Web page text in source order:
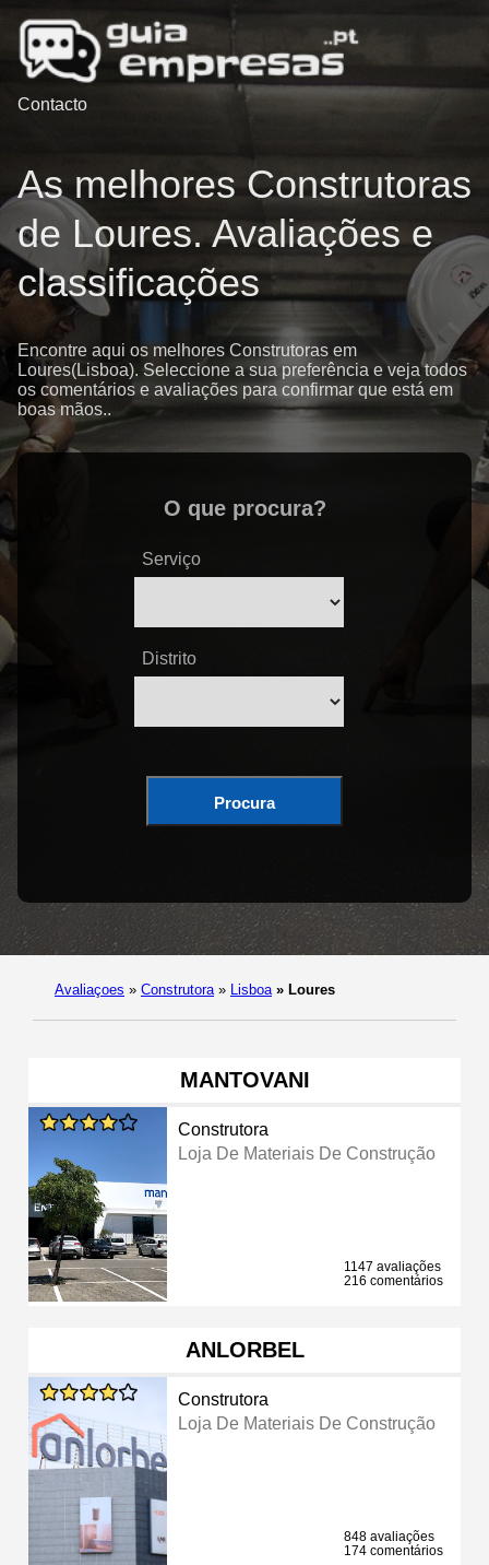
Contacto
As melhores Construtoras
de Loures. Avaliações e
classificações
Encontre aqui os melhores Construtoras em
Loures(Lisboa). Seleccione a sua preferência e veja todos
os comentários e avaliações para confirmar que está em
boas mãos..
O que procura?
Serviço
Distrito
Procura
Avaliaçoes » Construtora » Lisboa » Loures
MANTOVANI
Construtora
Loja De Materiais De Construção
1147 avaliações
216 comentários
ANLORBEL
Construtora
Loja De Materiais De Construção
848 avaliações
174 comentários